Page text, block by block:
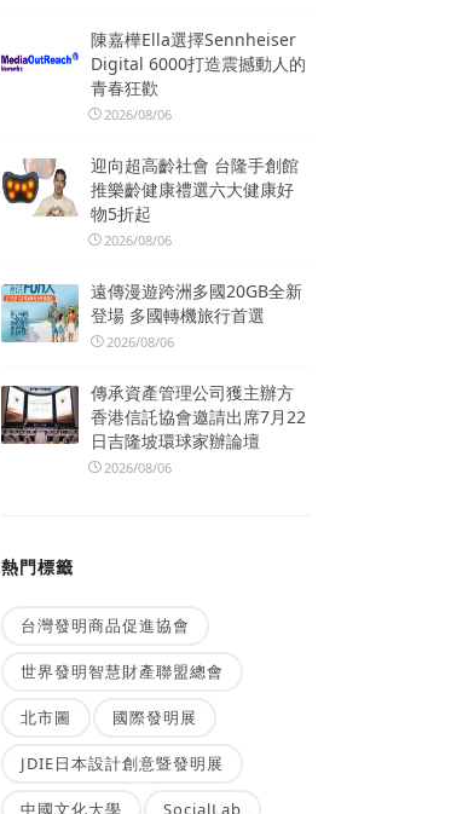
陳嘉樺Ella選擇Sennheiser
Digital 6000打造震撼動人的
青春狂歡
2026/08/06
迎向超高齡社會 台隆手創館
推樂齡健康禮選六大健康好
物5折起
2026/08/06
遠傳漫遊跨洲多國20GB全新
登場 多國轉機旅行首選
2026/08/06
傳承資產管理公司獲主辦方
香港信託協會邀請出席7月22
日吉隆坡環球家辦論壇
2026/08/06
熱門標籤
台灣發明商品促進協會
世界發明智慧財產聯盟總會
北市圖 國際發明展
JDIE日本設計創意暨發明展
中國文化大學 SocialLab